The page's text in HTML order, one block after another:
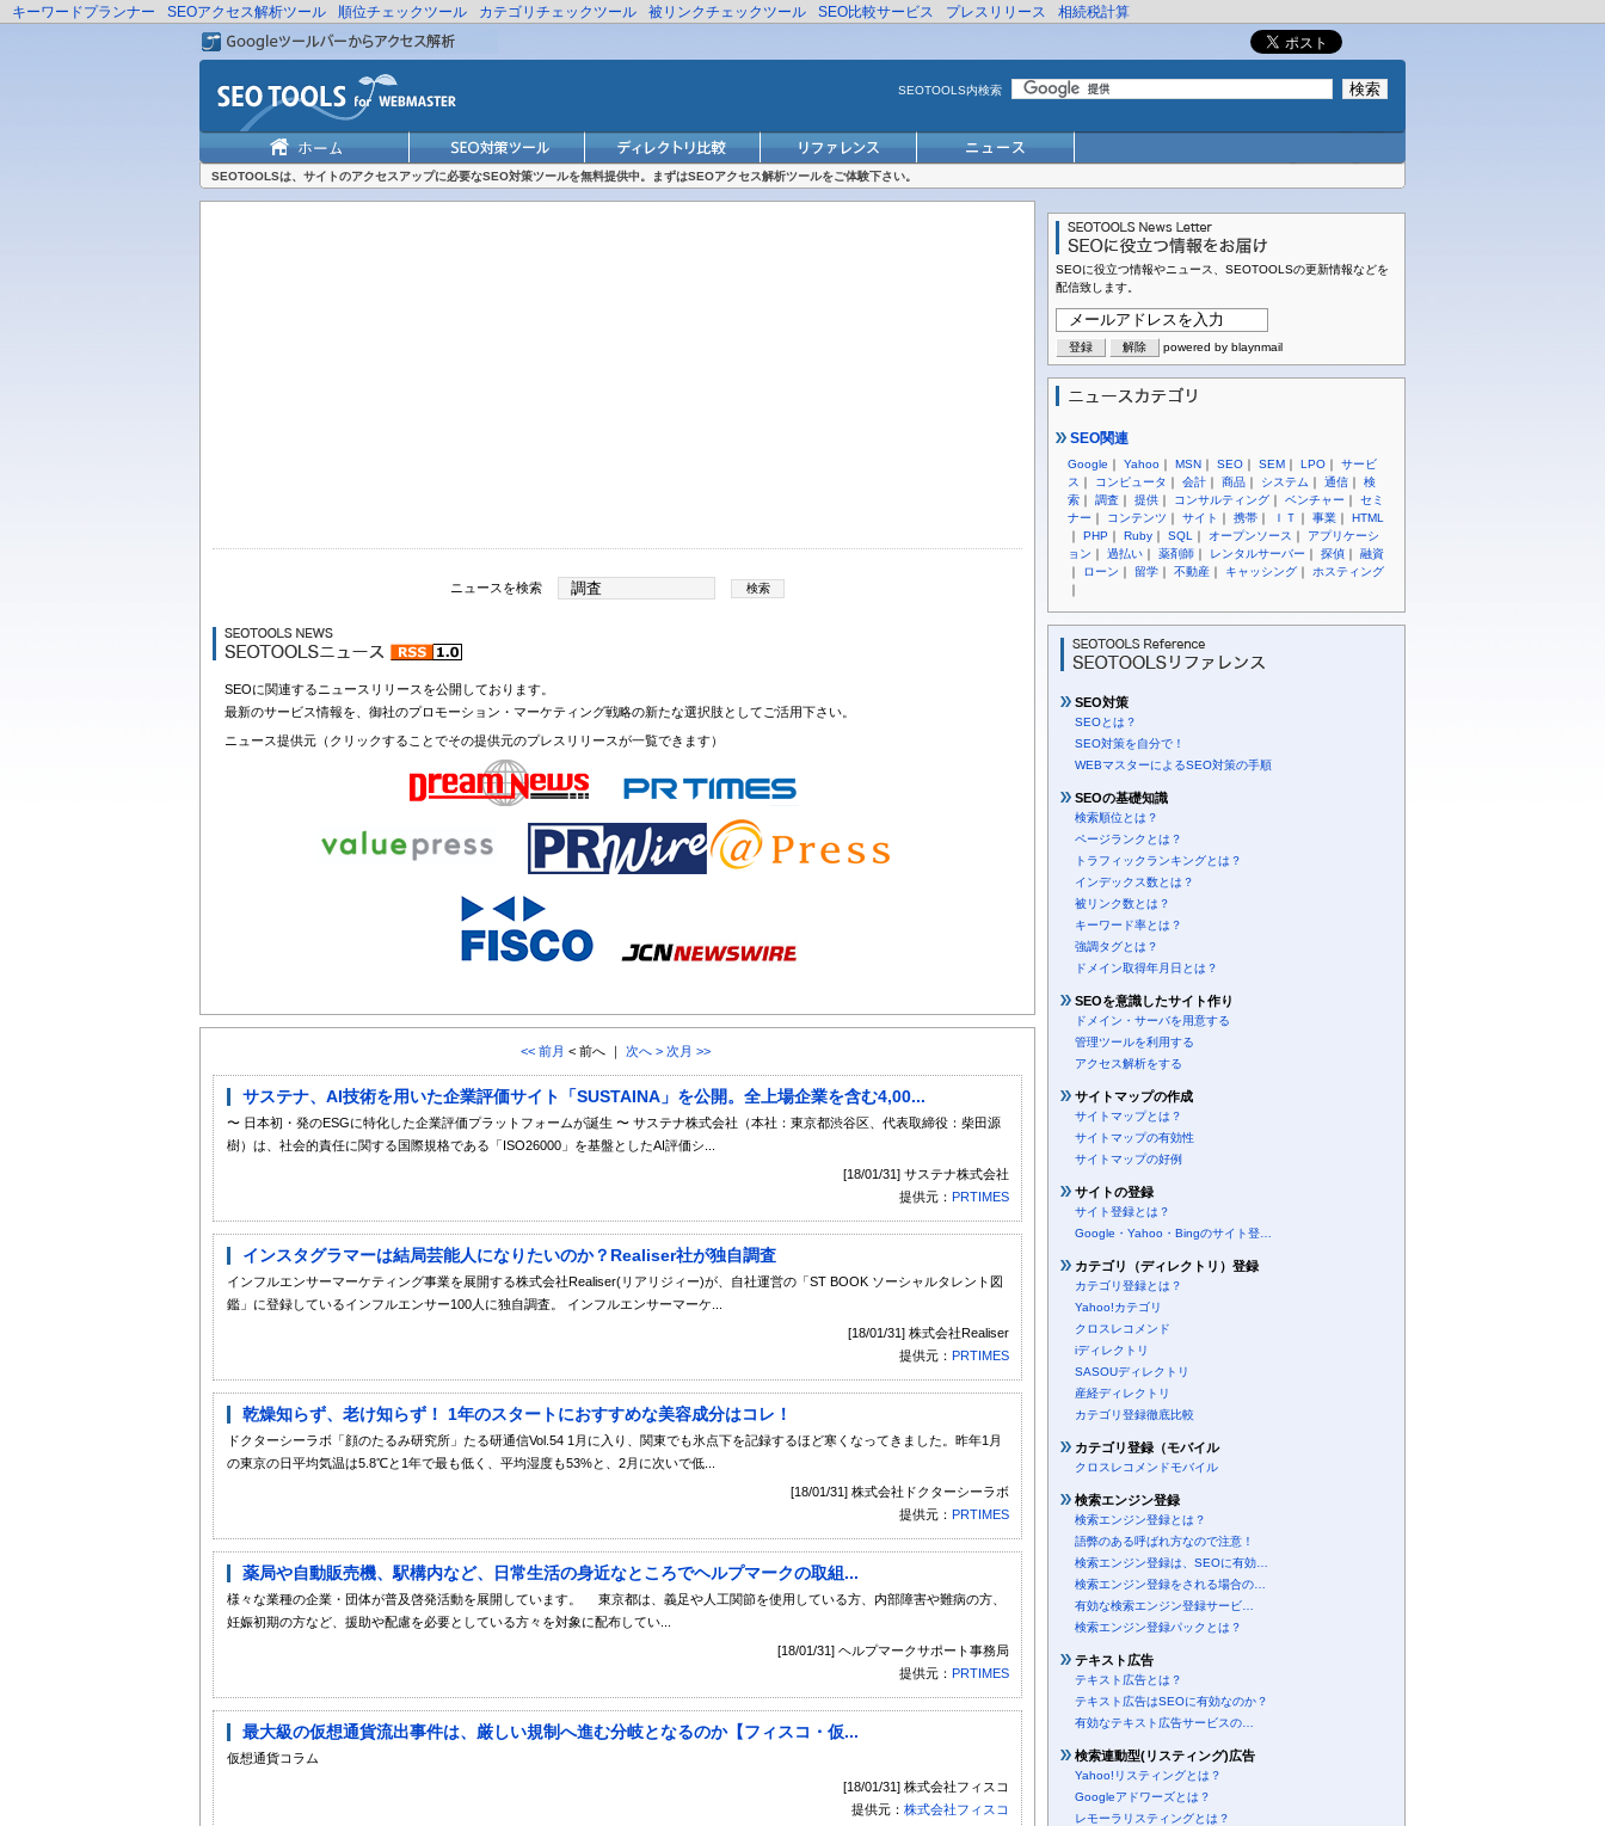
キーワードプランナー SEOアクセス解析ツール 順位チェックツール カテゴリチェックツール 被リンクチェックツール SEO比較サービス プレスリリース 相続税計算
SEOTOOLS内検索
SEOTOOLSは、サイトのアクセスアップに必要なSEO対策ツールを無料提供中。まずはSEOアクセス解析ツールをご体験下さい。
ニュースを検索
SEOに関連するニュースリリースを公開しております。
最新のサービス情報を、御社のプロモーション・マーケティング戦略の新たな選択肢としてご活用下さい。
ニュース提供元（クリックすることでその提供元のプレスリリースが一覧できます）
<< 前月 < 前へ ｜ 次へ > 次月 >>
サステナ、AI技術を用いた企業評価サイト「SUSTAINA」を公開。全上場企業を含む4,00...
〜 日本初・発のESGに特化した企業評価プラットフォームが誕生 〜 サステナ株式会社（本社：東京都渋谷区、代表取締役：柴田源
樹）は、社会的責任に関する国際規格である「ISO26000」を基盤としたAI評価シ...
[18/01/31] サステナ株式会社
提供元： PRTIMES
インスタグラマーは結局芸能人になりたいのか？Realiser社が独自調査
インフルエンサーマーケティング事業を展開する株式会社Realiser(リアリジィー)が、自社運営の「ST BOOK ソーシャルタレント図
鑑」に登録しているインフルエンサー100人に独自調査。 インフルエンサーマーケ...
[18/01/31] 株式会社Realiser
提供元： PRTIMES
乾燥知らず、老け知らず！ 1年のスタートにおすすめな美容成分はコレ！
ドクターシーラボ「顔のたるみ研究所」たる研通信Vol.54 1月に入り、関東でも氷点下を記録するほど寒くなってきました。昨年1月
の東京の日平均気温は5.8℃と1年で最も低く、平均湿度も53%と、2月に次いで低...
[18/01/31] 株式会社ドクターシーラボ
提供元： PRTIMES
薬局や自動販売機、駅構内など、日常生活の身近なところでヘルプマークの取組...
様々な業種の企業・団体が普及啓発活動を展開しています。 東京都は、義足や人工関節を使用している方、内部障害や難病の方、
妊娠初期の方など、援助や配慮を必要としている方々を対象に配布してい...
[18/01/31] ヘルプマークサポート事務局
提供元： PRTIMES
最大級の仮想通貨流出事件は、厳しい規制へ進む分岐となるのか【フィスコ・仮...
仮想通貨コラム
[18/01/31] 株式会社フィスコ
提供元： 株式会社フィスコ
SEOに役立つ情報やニュース、SEOTOOLSの更新情報などを
配信致します。
powered by blaynmail
SEO関連
Google ｜ Yahoo ｜ MSN ｜ SEO ｜ SEM ｜ LPO ｜ サービ
ス ｜ コンピュータ ｜ 会計 ｜ 商品 ｜ システム ｜ 通信 ｜ 検
索 ｜ 調査 ｜ 提供 ｜ コンサルティング ｜ ベンチャー ｜ セミ
ナー ｜ コンテンツ ｜ サイト ｜ 携帯 ｜ ＩＴ ｜ 事業 ｜ HTML
｜ PHP ｜ Ruby ｜ SQL ｜ オープンソース ｜ アプリケーシ
ョン ｜ 過払い ｜ 薬剤師 ｜ レンタルサーバー ｜ 探偵 ｜ 融資
｜ ローン ｜ 留学 ｜ 不動産 ｜ キャッシング ｜ ホスティング
｜
SEO対策
SEOとは？
SEO対策を自分で！
WEBマスターによるSEO対策の手順
SEOの基礎知識
検索順位とは？
ページランクとは？
トラフィックランキングとは？
インデックス数とは？
被リンク数とは？
キーワード率とは？
強調タグとは？
ドメイン取得年月日とは？
SEOを意識したサイト作り
ドメイン・サーバを用意する
管理ツールを利用する
アクセス解析をする
サイトマップの作成
サイトマップとは？
サイトマップの有効性
サイトマップの好例
サイトの登録
サイト登録とは？
Google・Yahoo・Bingのサイト登…
カテゴリ（ディレクトリ）登録
カテゴリ登録とは？
Yahoo!カテゴリ
クロスレコメンド
iディレクトリ
SASOUディレクトリ
産経ディレクトリ
カテゴリ登録徹底比較
カテゴリ登録（モバイル
クロスレコメンドモバイル
検索エンジン登録
検索エンジン登録とは？
語弊のある呼ばれ方なので注意！
検索エンジン登録は、SEOに有効…
検索エンジン登録をされる場合の…
有効な検索エンジン登録サービ…
検索エンジン登録パックとは？
テキスト広告
テキスト広告とは？
テキスト広告はSEOに有効なのか？
有効なテキスト広告サービスの…
検索連動型(リスティング)広告
Yahoo!リスティングとは？
Googleアドワーズとは？
レモーラリスティングとは？